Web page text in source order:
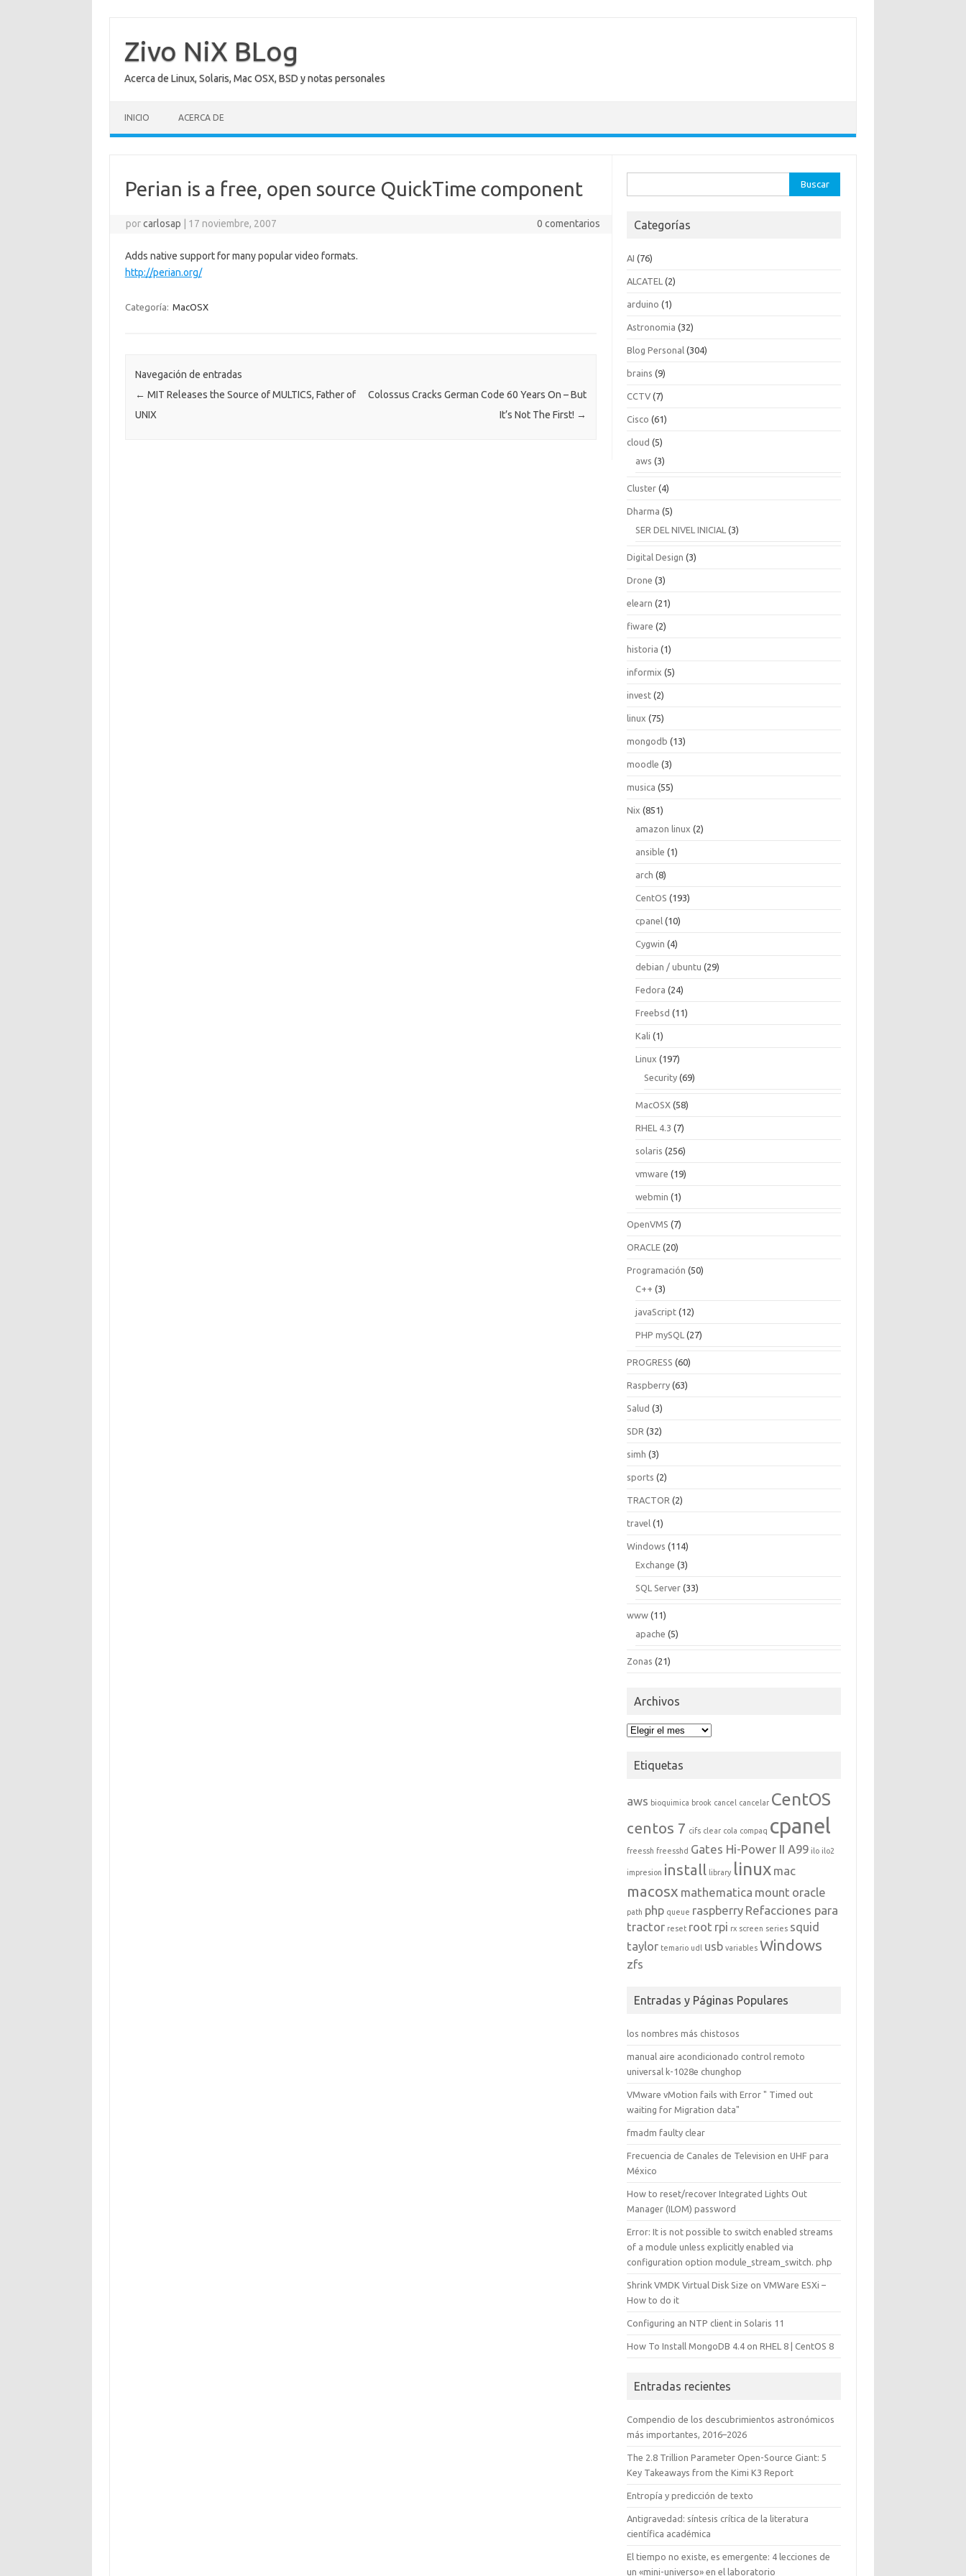
contenido
Zivo NiX BLog
Acerca de Linux, Solaris, Mac OSX, BSD y notas personales
INICIO ACERCA DE
Perian is a free, open source QuickTime component
porcarlosap 17 noviembre, 2007 0 comentarios
Adds native support for many popular video formats.
http://perian.org/
Categoría: MacOSX
Navegación de entradas
← MIT Releases the Source of MULTICS, Father of
UNIX
Colossus Cracks German Code 60 Years On – But
It’s Not The First! →
Categorías
AI (76)
ALCATEL (2)
arduino (1)
Astronomia (32)
Blog Personal (304)
brains (9)
CCTV (7)
Cisco (61)
cloud (5)
aws (3)
Cluster (4)
Dharma (5)
SER DEL NIVEL INICIAL (3)
Digital Design (3)
Drone (3)
elearn (21)
fiware (2)
historia (1)
informix (5)
invest (2)
linux (75)
mongodb (13)
moodle (3)
musica (55)
Nix (851)
amazon linux (2)
ansible (1)
arch (8)
CentOS (193)
cpanel (10)
Cygwin (4)
debian / ubuntu (29)
Fedora (24)
Freebsd (11)
Kali (1)
Linux (197)
Security (69)
MacOSX (58)
RHEL 4.3 (7)
solaris (256)
vmware (19)
webmin (1)
OpenVMS (7)
ORACLE (20)
Programación (50)
C++ (3)
javaScript (12)
PHP mySQL (27)
PROGRESS (60)
Raspberry (63)
Salud (3)
SDR (32)
simh (3)
sports (2)
TRACTOR (2)
travel (1)
Windows (114)
Exchange (3)
SQL Server (33)
www (11)
apache (5)
Zonas (21)
Archivos
Archivos
Etiquetas
aws bioquimica brook cancel cancelar CentOS
centos 7 cifs clear cola compaq cpanel
freessh freesshd Gates Hi-Power II A99 ilo ilo2
impresion install library linux mac
macosx mathematica mount oracle
path php queue raspberry Refacciones para
tractor reset root rpi rx screen series squid
taylor temario udl usb variables Windows
zfs
Entradas y Páginas Populares
los nombres más chistosos
manual aire acondicionado control remoto
universal k-1028e chunghop
VMware vMotion fails with Error " Timed out
waiting for Migration data"
fmadm faulty clear
Frecuencia de Canales de Television en UHF para
México
How to reset/recover Integrated Lights Out
Manager (ILOM) password
Error: It is not possible to switch enabled streams
of a module unless explicitly enabled via
configuration option module_stream_switch. php
Shrink VMDK Virtual Disk Size on VMWare ESXi –
How to do it
Configuring an NTP client in Solaris 11
How To Install MongoDB 4.4 on RHEL 8 | CentOS 8
Entradas recientes
Compendio de los descubrimientos astronómicos
más importantes, 2016–2026
The 2.8 Trillion Parameter Open-Source Giant: 5
Key Takeaways from the Kimi K3 Report
Entropía y predicción de texto
Antigravedad: síntesis crítica de la literatura
científica académica
El tiempo no existe, es emergente: 4 lecciones de
un «mini-universo» en el laboratorio